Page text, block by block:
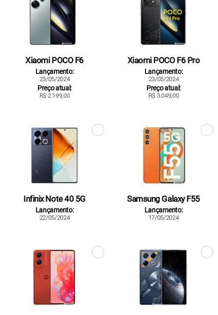
Xiaomi POCO F6
Lançamento:
23/05/2024
Preço atual:
R$ 2.199,00
Xiaomi POCO F6 Pro
Lançamento:
23/05/2024
Preço atual:
R$ 3.049,00
Infinix Note 40 5G
Lançamento:
22/05/2024
Samsung Galaxy F55
Lançamento:
17/05/2024